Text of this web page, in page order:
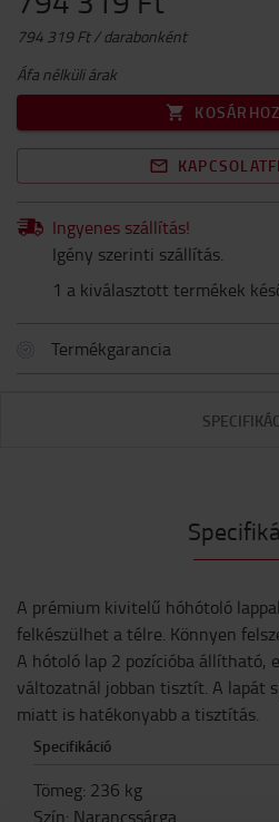
794 319 Ft / darabonként
Áfa nélküli árak
Ingyenes szállítás!
Igény szerinti szállítás.
1 a kiválasztott termékek
Termékgarancia
A prémium kivitelű hóhótoló
felkészülhet a télre. Könnyen
A hótoló lap 2 pozícióba állítható,
változatnál jobban tisztít. A lapát
miatt is hatékonyabb a tisztítás.
Specifikáció
Tömeg: 236 kg
Szín: Narancssárga